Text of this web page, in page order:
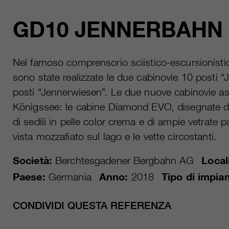
GD10 JENNERBAHN
Nel famoso comprensorio sciistico-
sono state realizzate le due cabinovie 10 posti
posti “Jennerwiesen”. Le due nuove cabinovie
Königssee: le cabine Diamond EVO, disegnate
di sedili in pelle color crema e di ampie vetrate
vista mozzafiato sul lago e le vette circostanti.
Società: Berchtesgadener Bergbahn AG
Paese: Germania Anno: 2018 Tipo di
CONDIVIDI QUESTA REFERENZA